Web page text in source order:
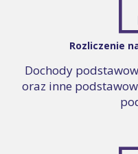
Rozliczenie
Dochody
oraz inne